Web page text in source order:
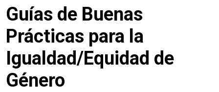
Guías de Buenas
Prácticas para la
Igualdad/Equidad de
Género